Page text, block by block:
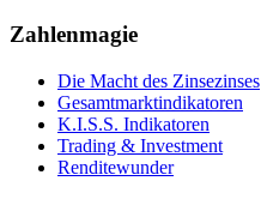
Zahlenmagie
Die Macht des Zinsezinses
Gesamtmarktindikatoren
K.I.S.S. Indikatoren
Trading & Investment
Renditewunder